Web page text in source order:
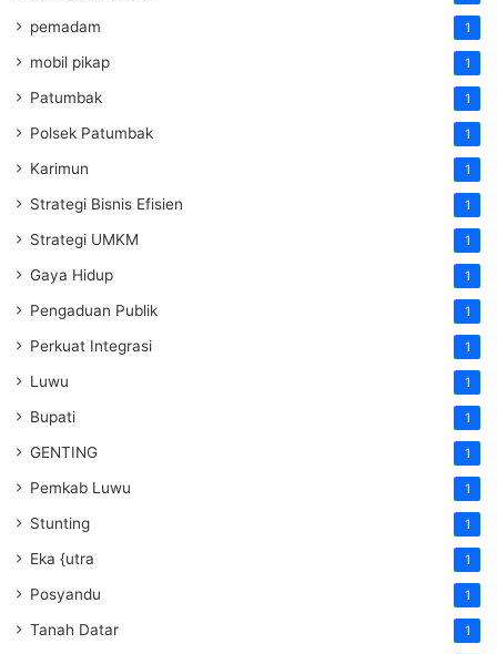
pemadam 1
mobil pikap 1
Patumbak 1
Polsek Patumbak 1
Karimun 1
Strategi Bisnis Efisien 1
Strategi UMKM 1
Gaya Hidup 1
Pengaduan Publik 1
Perkuat Integrasi 1
Luwu 1
Bupati 1
GENTING 1
Pemkab Luwu 1
Stunting 1
Eka {utra 1
Posyandu 1
Tanah Datar 1